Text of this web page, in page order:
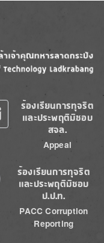
ร้องเรียนการทุจริต
และประพฤติมิชอบ
สจล.
Appeal
ร้องเรียนการทุจริต
และประพฤติมิชอบ
ป.ป.ท.
PACC Corruption
Reporting